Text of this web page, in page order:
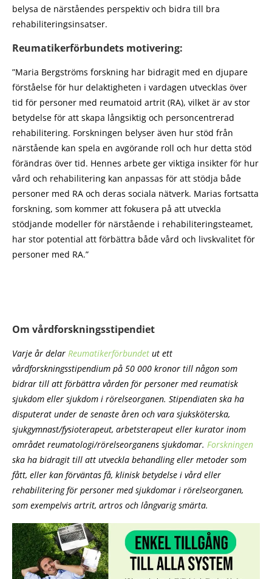
belysa de närståendes perspektiv och bidra till bra
rehabiliteringsinsatser.
Reumatikerförbundets motivering:
”Maria Bergströms forskning har bidragit med en djupare
förståelse för hur delaktigheten i vardagen utvecklas över
tid för personer med reumatoid artrit (RA), vilket är av stor
betydelse för att skapa långsiktig och personcentrerad
rehabilitering. Forskningen belyser även hur stöd från
närstående kan spela en avgörande roll och hur detta stöd
förändras över tid. Hennes arbete ger viktiga insikter för hur
vård och rehabilitering kan anpassas för att stödja både
personer med RA och deras sociala nätverk. Marias fortsatta
forskning, som kommer att fokusera på att utveckla
stödjande modeller för närstående i rehabiliteringsteamet,
har stor potential att förbättra både vård och livskvalitet för
personer med RA.”
Om vårdforskningsstipendiet
Varje år delar Reumatikerförbundet ut ett
vårdforskningsstipendium på 50 000 kronor till någon som
bidrar till att förbättra vården för personer med reumatisk
sjukdom eller sjukdom i rörelseorganen. Stipendiaten ska ha
disputerat under de senaste åren och vara sjuksköterska,
sjukgymnast/fysioterapeut, arbetsterapeut eller kurator inom
området reumatologi/rörelseorganens sjukdomar. Forskningen
ska ha bidragit till att utveckla behandling eller metoder som
fått, eller kan förväntas få, klinisk betydelse i vård eller
rehabilitering för personer med sjukdomar i rörelseorganen,
som exempelvis artrit, artros och långvarig smärta.